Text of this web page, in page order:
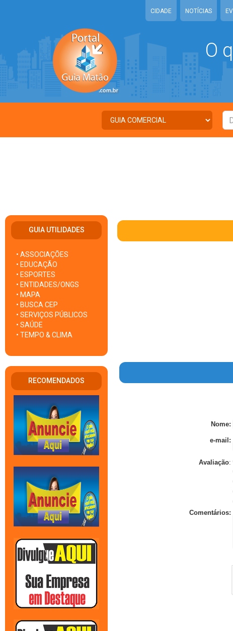
CIDADE NOTÍCIAS
O
GUIA UTILIDADES
• ASSOCIAÇÕES
• EDUCAÇÃO
• ESPORTES
• ENTIDADES/ONGS
• MAPA
• BUSCA CEP
• SERVIÇOS PÚBLICOS
• SAÚDE
• TEMPO & CLIMA
RECOMENDADOS
Nome:
e-mail:
Avaliação:
Comentários: